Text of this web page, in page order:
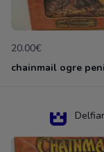
20.00€
chainmail ogre
Delfiar